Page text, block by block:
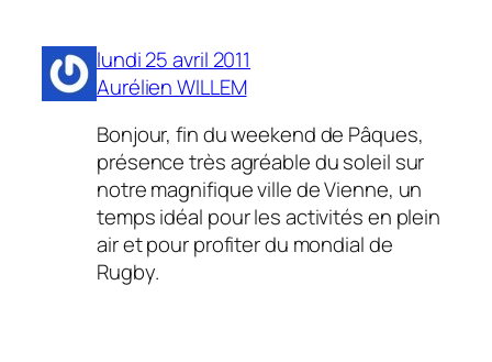
lundi 25 avril 2011
Aurélien WILLEM
Bonjour, fin du weekend de Pâques,
présence très agréable du soleil sur
notre magnifique ville de Vienne, un
temps idéal pour les activités en plein
air et pour profiter du mondial de
Rugby.